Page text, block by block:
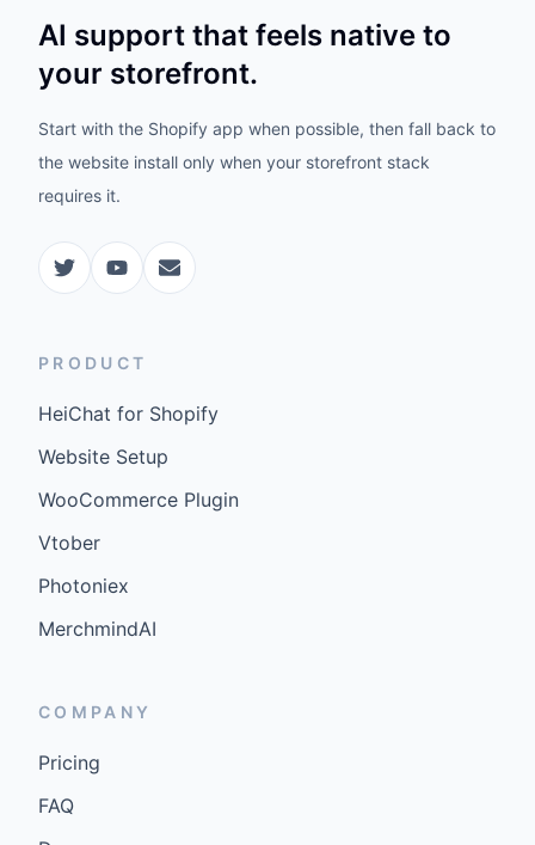
AI support that feels native to
your storefront.
Start with the Shopify app when possible, then fall back to
the website install only when your storefront stack
requires it.
PRODUCT
HeiChat for Shopify
Website Setup
WooCommerce Plugin
Vtober
Photoniex
MerchmindAI
COMPANY
Pricing
FAQ